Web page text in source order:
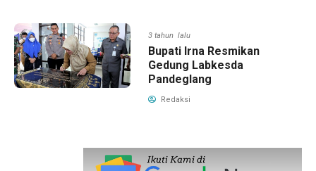
3 tahun lalu
Bupati Irna Resmikan
Gedung Labkesda
Pandeglang
Redaksi